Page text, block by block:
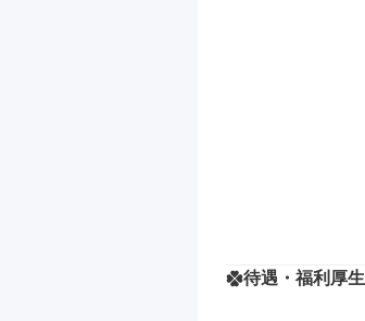
待遇・福利厚生